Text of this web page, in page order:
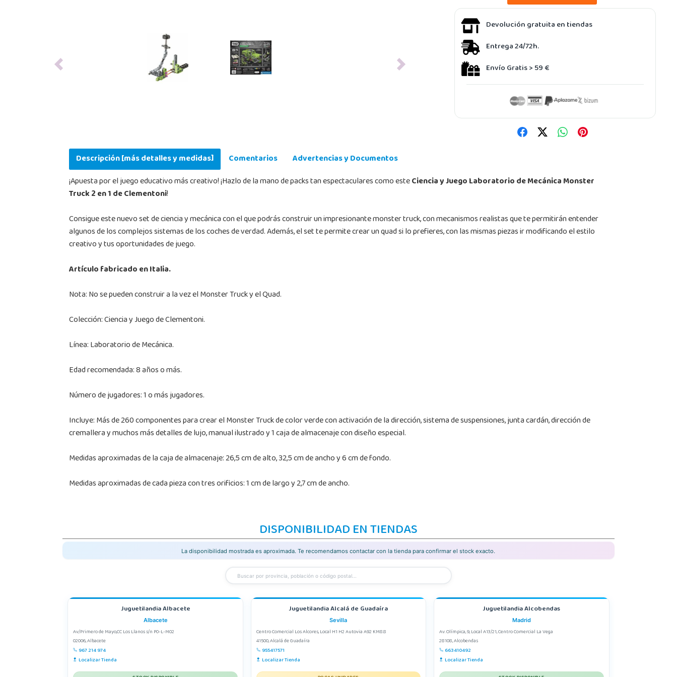
Previous Next
Devolución gratuita en tiendas
Entrega 24/72h.
Envío Gratis > 59 €
Descripción [más detalles y medidas] Comentarios
Advertencias y Documentos
¡Apuesta por el juego educativo más creativo! ¡Hazlo de la mano de packs tan espectaculares como esteCiencia y Juego Laboratorio de Mecánica Monster
Truck 2 en 1 de Clementoni!
Consigue este nuevo set de ciencia y mecánica con el que podrás construir un impresionante monster truck, con mecanismos realistas que te permitirán entender
algunos de los complejos sistemas de los coches de verdad. Además, el set te permite crear un quad si lo prefieres, con las mismas piezas ir modificando el estilo
creativo y tus oportunidades de juego.
Artículo fabricado en Italia.
Nota: No se pueden construir a la vez el Monster Truck y el Quad.
Colección: Ciencia y Juego de Clementoni.
Línea: Laboratorio de Mecánica.
Edad recomendada: 8 años o más.
Número de jugadores: 1 o más jugadores.
Incluye: Más de 260 componentes para crear el Monster Truck de color verde con activación de la dirección, sistema de suspensiones, junta cardán, dirección de
cremallera y muchos más detalles de lujo, manual ilustrado y 1 caja de almacenaje con diseño especial.
Medidas aproximadas de la caja de almacenaje: 26,5 cm de alto, 32,5 cm de ancho y 6 cm de fondo.
Medidas aproximadas de cada pieza con tres orificios: 1 cm de largo y 2,7 cm de ancho.
DISPONIBILIDAD EN TIENDAS
La disponibilidad mostrada es aproximada. Te recomendamos contactar con la tienda para confirmar el stock exacto.
Juguetilandia Albacete
Albacete
Av/Primero de Mayo,CC Los Llanos s/n P0-L-M02
02006, Albacete
967 214 974
Localizar Tienda
Juguetilandia Alcalá de Guadaíra
Sevilla
Centro Comercial Los Alcores, Local H1 H2 Autovia A92 KM8.8
41500, Alcalá de Guadaíra
955417571
Localizar Tienda
Juguetilandia Alcobendas
Madrid
Av. Olímpica, 9, Local A13/21, Centro Comercial La Vega
28108, Alcobendas
663410492
Localizar Tienda